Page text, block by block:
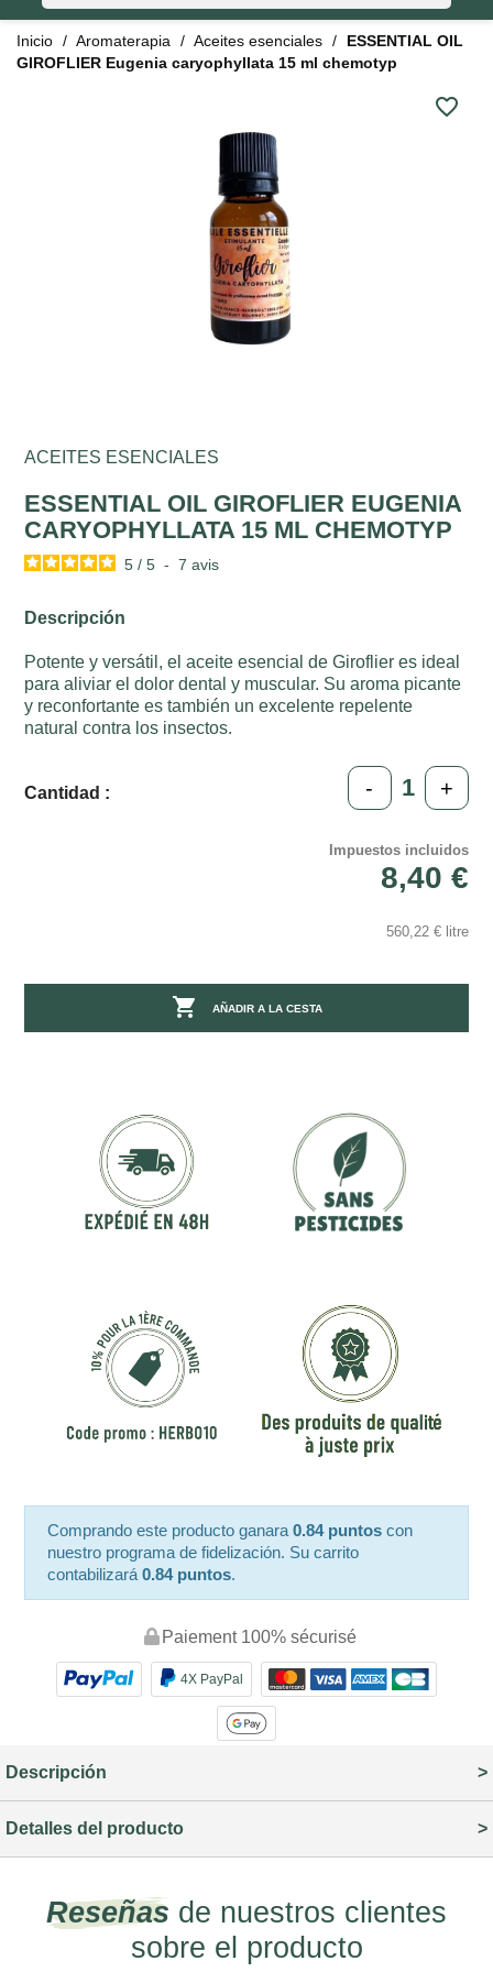
Inicio Aromaterapia Aceites esenciales
ESSENTIAL OIL
GIROFLIER Eugenia caryophyllata 15 ml chemotyp
favorite_border
ACEITES ESENCIALES
ESSENTIAL OIL GIROFLIER EUGENIA
CARYOPHYLLATA 15 ML CHEMOTYP
5 / 5 - 7avis
Descripción
Potente y versátil, el aceite esencial de Giroflier es ideal
para aliviar el dolor dental y muscular. Su aroma picante
y reconfortante es también un excelente repelente
natural contra los insectos.
Cantidad : - +
Impuestos incluidos
8,40 €
560,22 € litre
 AÑADIR A LA CESTA
Comprando este producto ganara0.84 puntos con
nuestro programa de fidelización. Su carrito
contabilizará0.84 puntos.
Paiement 100% sécurisé
4X PayPal
Descripción
Detalles del producto
Reseñas de nuestros clientes
sobre el producto